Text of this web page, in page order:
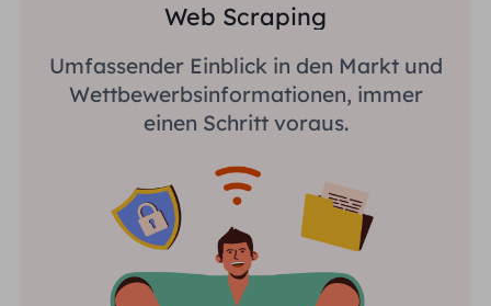
Web Scraping
Umfassender Einblick in den Markt und
Wettbewerbsinformationen, immer
einen Schritt voraus.